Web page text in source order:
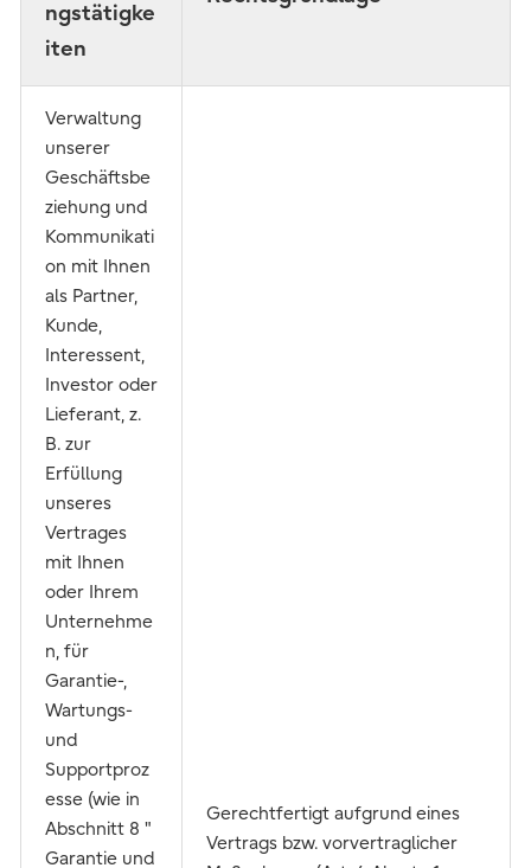
ngstätigke
iten
Verwaltung
unserer
Geschäftsbe
ziehung und
Kommunikati
on mit Ihnen
als Partner,
Kunde,
Interessent,
Investor oder
Lieferant, z.
B. zur
Erfüllung
unseres
Vertrages
mit Ihnen
oder Ihrem
Unternehme
n, für
Garantie-,
Wartungs-
und
Supportproz
esse (wie in
Abschnitt 8 "
Garantie und
Gerechtfertigt aufgrund eines
Vertrags bzw. vorvertraglicher